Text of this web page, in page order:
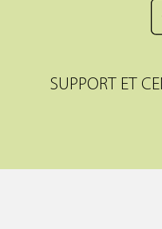
SUPPORT ET